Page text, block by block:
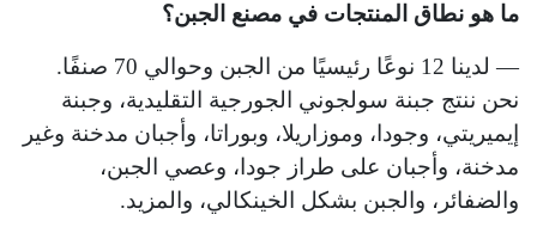
ما هو نطاق المنتجات في مصنع الجبن؟
— لدينا 12 نوعًا رئيسيًا من الجبن وحوالي 70 صنفًا.
نحن ننتج جبنة سولجوني الجورجية التقليدية، وجبنة
إيميريتي، وجودا، وموزاريلا، وبوراتا، وأجبان مدخنة وغير
مدخنة، وأجبان على طراز جودا، وعصي الجبن،
والضفائر، والجبن بشكل الخينكالي، والمزيد.